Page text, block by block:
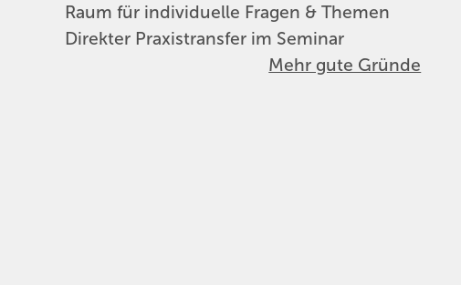
Raum für individuelle Fragen & Themen
Direkter Praxistransfer im Seminar
Mehr gute Gründe